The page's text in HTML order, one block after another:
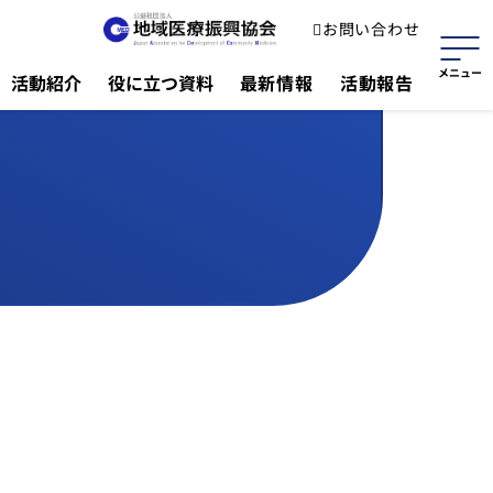
お問い合わせ
活動紹介 役に立つ資料 最新情報 活動報告